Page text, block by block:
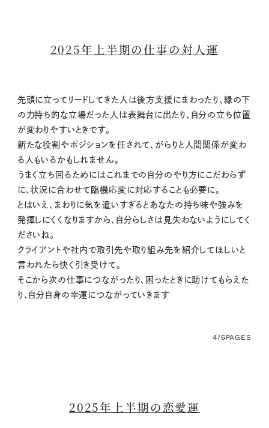
2025年上半期の仕事の対人運
先頭に立ってリードしてきた人は後方支援にまわったり、縁の下
の力持ち的な立場だった人は表舞台に出たり、自分の立ち位置
が変わりやすいときです。
新たな役割やポジションを任されて、がらりと人間関係が変わ
る人もいるかもしれません。
うまく立ち回るためにはこれまでの自分のやり方にこだわらず
に、状況に合わせて臨機応変に対応することも必要に。
とはいえ、まわりに気を遣いすぎるとあなたの持ち味や強みを
発揮しにくくなりますから、自分らしさは見失わないようにしてく
ださいね。
クライアントや社内で取引先や取り組み先を紹介してほしいと
言われたら快く引き受けて。
そこから次の仕事につながったり、困ったときに助けてもらえた
り、自分自身の幸運につながっていきます
4/6PAGES
2025年上半期の恋愛運